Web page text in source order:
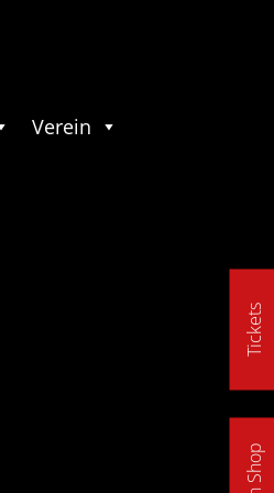
Tickets
Fan Shop
Verein